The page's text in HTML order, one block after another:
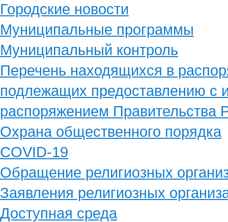
Городские новости
Муниципальные программы
Муниципальный контроль
Перечень находящихся в
подлежащих предоставлению с
распоряжением
Охрана общественного порядка
COVID-19
Обращение религиозных
Заявления религиозных
Доступная среда